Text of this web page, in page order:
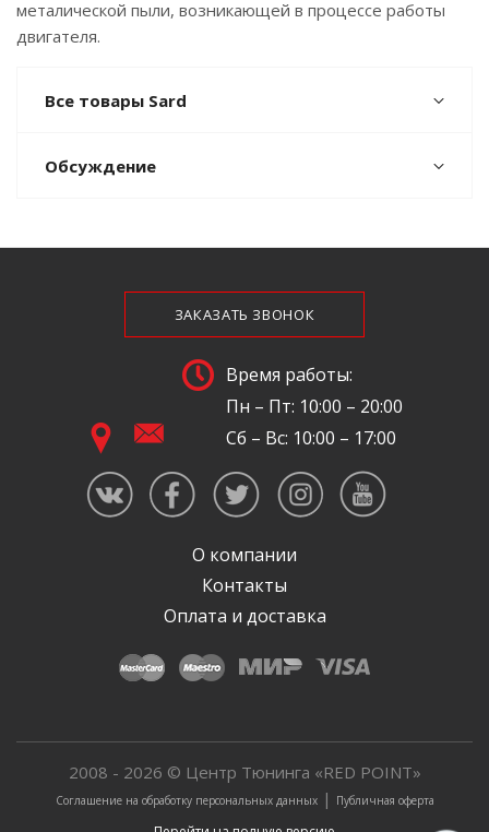
металической пыли, возникающей в процессе работы
двигателя.
Все товары Sard
Обсуждение
ЗАКАЗАТЬ ЗВОНОК
Время работы:
Пн – Пт: 10:00 – 20:00
Сб – Вс: 10:00 – 17:00
О компании
Контакты
Оплата и доставка
2008 - 2026 © Центр Тюнинга «RED POINT»
Соглашение на обработку персональных данных| Публичная оферта